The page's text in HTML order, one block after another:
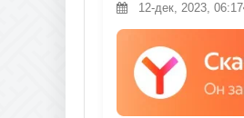
12-дек, 2023, 06:17